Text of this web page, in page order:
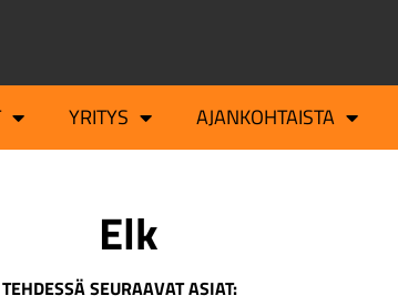
YRITYS AJANKOHTAISTA
Elk
SEURAAVAT ASIAT: